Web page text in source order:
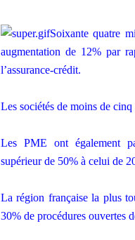
Soixante quatre
augmentation de 12% par
l’assurance-crédit.
Les sociétés de moins de
Les PME ont également
supérieur de 50% à celui de
La région française la plus
30% de procédures ouvertes